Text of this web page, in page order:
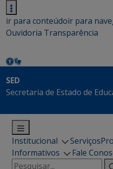
ir para conteúdoir para
Ouvidoria Transparência
SED
Secretaria de Estado de
Institucional Serviços
Informativos
Fale
Pesquisar